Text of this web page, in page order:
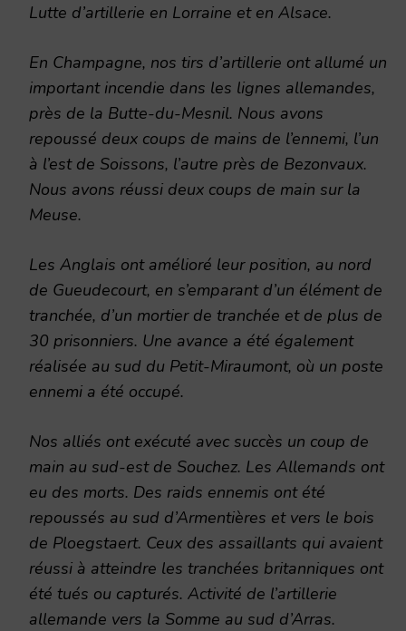
Lutte d’artillerie en Lorraine et en Alsace.
En Champagne, nos tirs d’artillerie ont allumé un
important incendie dans les lignes allemandes,
près de la Butte-du-Mesnil. Nous avons
repoussé deux coups de mains de l’ennemi, l’un
à l’est de Soissons, l’autre près de Bezonvaux.
Nous avons réussi deux coups de main sur la
Meuse.
Les Anglais ont amélioré leur position, au nord
de Gueudecourt, en s’emparant d’un élément de
tranchée, d’un mortier de tranchée et de plus de
30 prisonniers. Une avance a été également
réalisée au sud du Petit-Miraumont, où un poste
ennemi a été occupé.
Nos alliés ont exécuté avec succès un coup de
main au sud-est de Souchez. Les Allemands ont
eu des morts. Des raids ennemis ont été
repoussés au sud d’Armentières et vers le bois
de Ploegstaert. Ceux des assaillants qui avaient
réussi à atteindre les tranchées britanniques ont
été tués ou capturés. Activité de l’artillerie
allemande vers la Somme au sud d’Arras.